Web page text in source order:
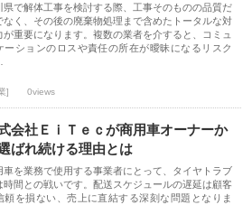
県で解体工事を検討する際、工事そのものの品質だ
なく、その後の廃棄物処理まで含めたトータルな対
が重要になります。複数の業者を介すると、コミュ
ーションのロスや責任の所在が曖昧になるリスク
] 0views
会社ＥｉＴｅｃが商用車オーナーか
ばれ続ける理由とは
車を業務で使用する事業者にとって、タイヤトラブ
時間との戦いです。配送スケジュールの遅延は顧客
頼を損ない、売上に直結する深刻な問題となりま